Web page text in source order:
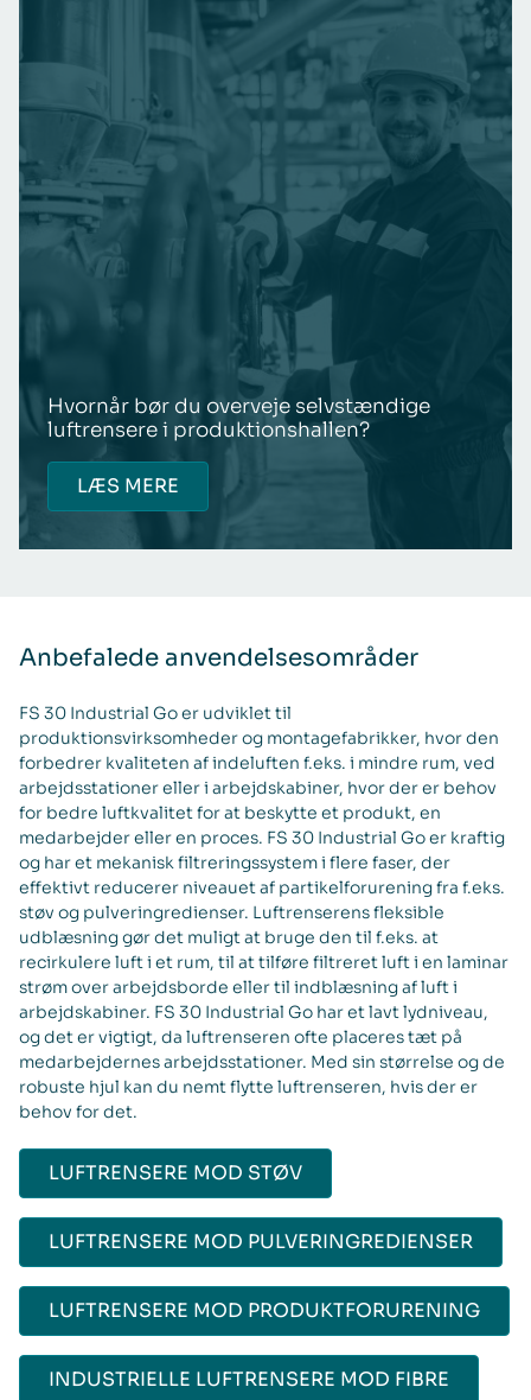
Hvornår bør du overveje selvstændige
luftrensere i produktionshallen?
LÆS MERE
Anbefalede anvendelsesområder
FS 30 Industrial Go er udviklet til
produktionsvirksomheder og montagefabrikker, hvor den
forbedrer kvaliteten af indeluften f.eks. i mindre rum, ved
arbejdsstationer eller i arbejdskabiner, hvor der er behov
for bedre luftkvalitet for at beskytte et produkt, en
medarbejder eller en proces. FS 30 Industrial Go er kraftig
og har et mekanisk filtreringssystem i flere faser, der
effektivt reducerer niveauet af partikelforurening fra f.eks.
støv og pulveringredienser. Luftrenserens fleksible
udblæsning gør det muligt at bruge den til f.eks. at
recirkulere luft i et rum, til at tilføre filtreret luft i en laminar
strøm over arbejdsborde eller til indblæsning af luft i
arbejdskabiner. FS 30 Industrial Go har et lavt lydniveau,
og det er vigtigt, da luftrenseren ofte placeres tæt på
medarbejdernes arbejdsstationer. Med sin størrelse og de
robuste hjul kan du nemt flytte luftrenseren, hvis der er
behov for det.
LUFTRENSERE MOD STØV
LUFTRENSERE MOD PULVERINGREDIENSER
LUFTRENSERE MOD PRODUKTFORURENING
INDUSTRIELLE LUFTRENSERE MOD FIBRE